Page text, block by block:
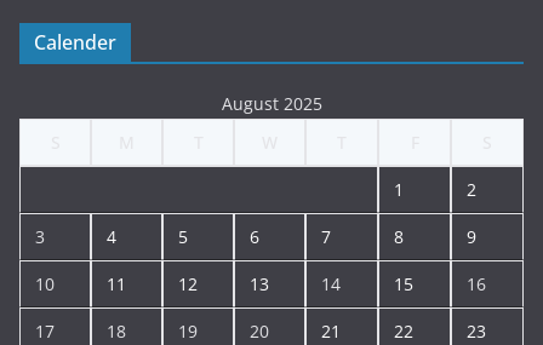
Calender
August 2025
1 2
3 4 5 6 7 8 9
10 11 12 13 14 15 16
17 18 19 20 21 22 23